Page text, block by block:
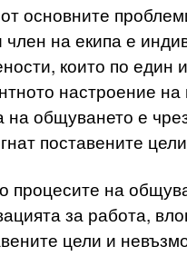
основните
член на екипа е
които по един
настроение на
на общуването е
поставените
процесите на
за работа,
цели и